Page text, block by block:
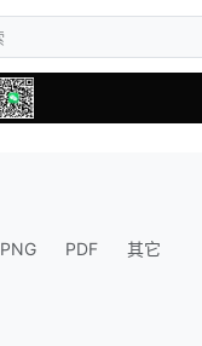
PNG PDF 其它